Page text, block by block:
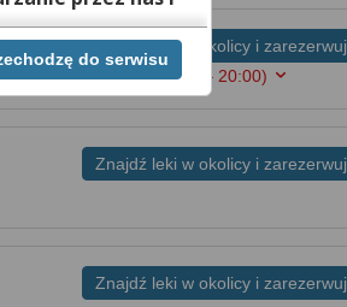
Znajdź leki w okolicy i zarezerwuj
w poniedziałek(08:00 – 20:00)
Znajdź leki w okolicy i zarezerwuj
Znajdź leki w okolicy i zarezerwuj
chwili cofnąć,
Jeżeli chcesz
znajdziesz
do serwisu